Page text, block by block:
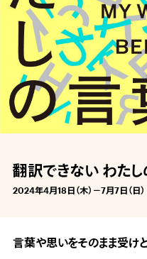
翻訳できない わた
2024年4月18日（木）－7月7日（日）
言葉や思いをそのまま受け